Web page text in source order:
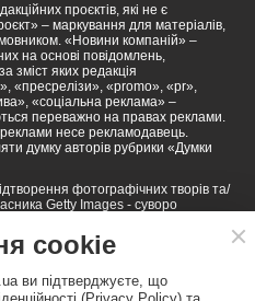
проєктів, які не є
– маркування для матеріалів,
«Новини компаній» –
на основі повідомлень,
зміст яких редакція
«пресрелізи», «promo», «pr»,
«соціальна реклама» –
переважно на правах реклами.
реклами несе рекламодавець.
думку авторів рубрики «Думки
фотографічних творів та/
Getty Images - суворо
Правила сайту
cookie
ви підтверджуєте, що